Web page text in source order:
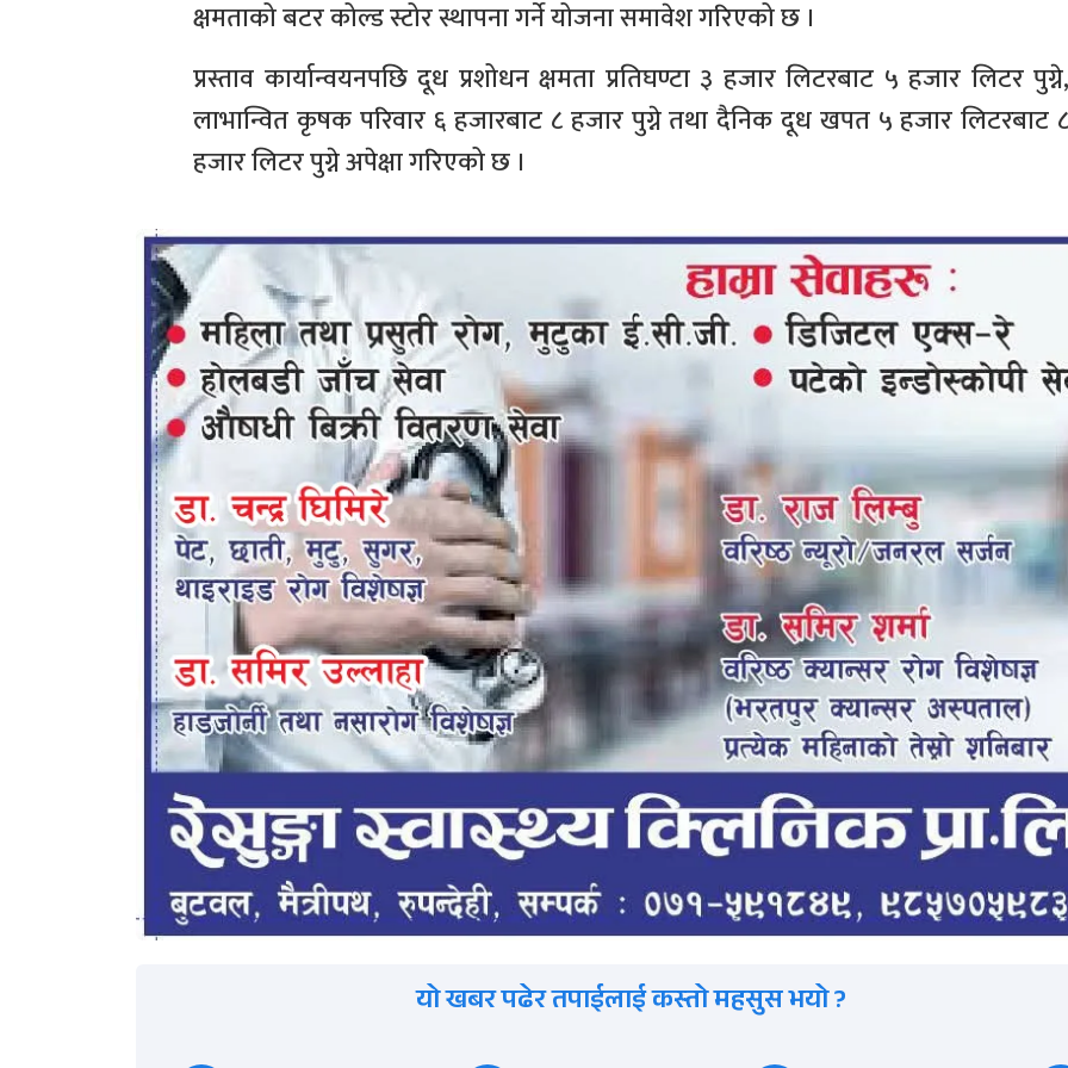
क्षमताको बटर कोल्ड स्टोर स्थापना गर्ने योजना समावेश गरिएको छ ।
प्रस्ताव कार्यान्वयनपछि दूध प्रशोधन क्षमता प्रतिघण्टा ३ हजार लिटरबाट ५ हजार लिटर पुग्ने,
लाभान्वित कृषक परिवार ६ हजारबाट ८ हजार पुग्ने तथा दैनिक दूध खपत ५ हजार लिटरबाट ८
हजार लिटर पुग्ने अपेक्षा गरिएको छ ।
यो खबर पढेर तपाईलाई कस्तो महसुस भयो ?